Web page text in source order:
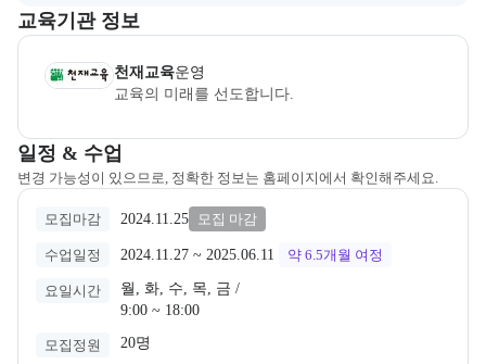
이 섹션에서는 부트캠프를 운영하거나 주관하는 회사의 정보를 카드
교육기관 정보
(주)천재교육은(는) 본 부트캠프의
천재교육운영
교육의 미래를 선도합니다.
일정 & 수업
변경 가능성이 있으므로, 정확한 정보는 홈페이지에서 확인해주세요.
교육과정 일정과 모집 상태에 따른 안내를 제공한다.
모집마감 2024.11.25 모집 마감
수업일정 2024.11.27 ~ 2025.06.11 약 6.5개월 여정
요일시간
월, 화, 수, 목, 금 /
9:00 ~ 18:00
모집정원 20명